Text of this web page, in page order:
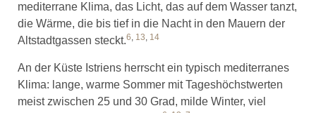
mediterrane Klima, das Licht, das auf dem Wasser tanzt,
die Wärme, die bis tief in die Nacht in den Mauern der
Altstadtgassen steckt.6, 13, 14
An der Küste Istriens herrscht ein typisch mediterranes
Klima: lange, warme Sommer mit Tageshöchstwerten
meist zwischen 25 und 30 Grad, milde Winter, viel